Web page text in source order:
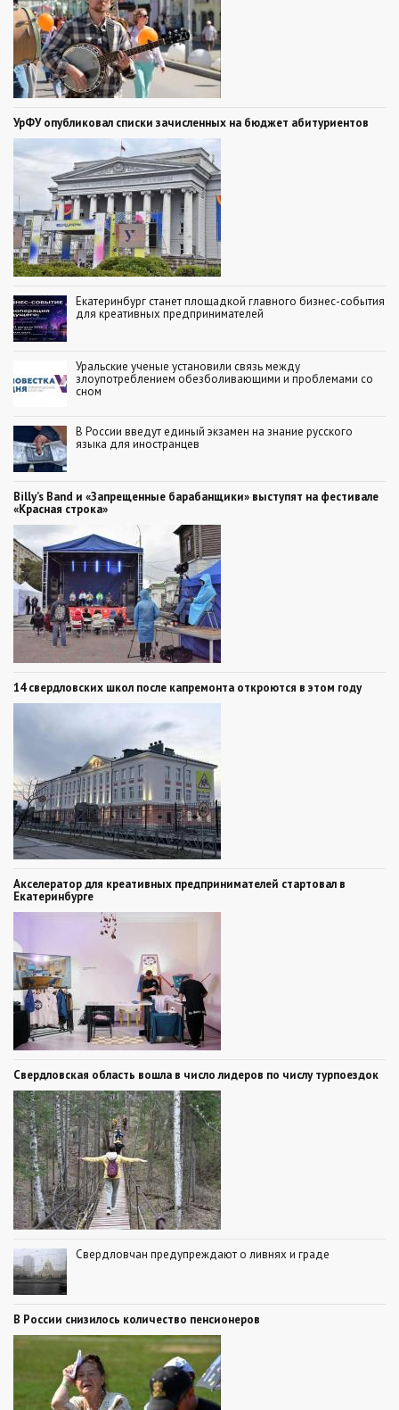
УрФУ опубликовал списки зачисленных на бюджет абитуриентов
Екатеринбург станет площадкой главного бизнес-события
для креативных предпринимателей
Уральские ученые установили связь между
злоупотреблением обезболивающими и проблемами со
сном
В России введут единый экзамен на знание русского
языка для иностранцев
Billy’s Band и «Запрещенные барабанщики» выступят на фестивале
«Красная строка»
14 свердловских школ после капремонта откроются в этом году
Акселератор для креативных предпринимателей стартовал в
Екатеринбурге
Свердловская область вошла в число лидеров по числу турпоездок
Свердловчан предупреждают о ливнях и граде
В России снизилось количество пенсионеров